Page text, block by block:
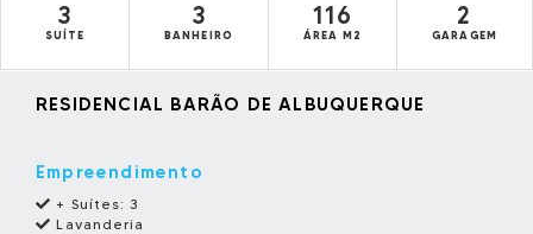
3
SUÍTE
3
BANHEIRO
116
ÁREA M2
2
GARAGEM
RESIDENCIAL BARÃO DE ALBUQUERQUE
Empreendimento
+ Suítes:3
Lavanderia